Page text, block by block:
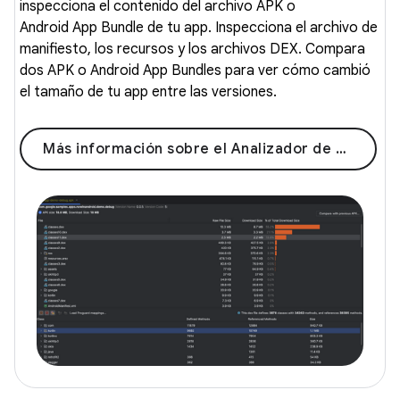
inspecciona el contenido del archivo APK o
Android App Bundle de tu app. Inspecciona el archivo de
manifiesto, los recursos y los archivos DEX. Compara
dos APK o Android App Bundles para ver cómo cambió
el tamaño de tu app entre las versiones.
Más información sobre el Analizador de APK